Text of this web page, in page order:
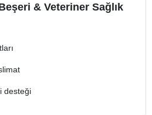
& Veteriner Sağlık
desteği